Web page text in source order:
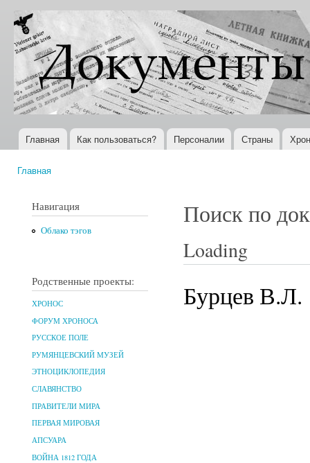
Документы
XX века
Всемирная
история в
Интернете
Главное меню
Главная Как пользоваться? Персоналии Страны
Главная
Навигация
Облако тэгов
Родственные проекты:
ХРОНОС
ФОРУМ ХРОНОСА
РУССКОЕ ПОЛЕ
РУМЯНЦЕВСКИЙ МУЗЕЙ
ЭТНОЦИКЛОПЕДИЯ
СЛАВЯНСТВО
ПРАВИТЕЛИ МИРА
ПЕРВАЯ МИРОВАЯ
АПСУАРА
ВОЙНА 1812 ГОДА
Поиск по
Loading
Бурцев В.Л.